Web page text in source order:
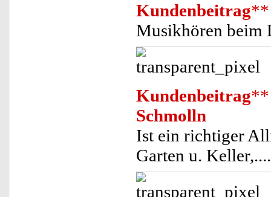
Kundenbeitrag**
Musikhören beim
Kundenbeitrag**
Schmolln
Ist ein richtiger
Garten u.